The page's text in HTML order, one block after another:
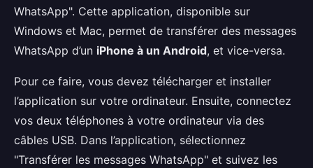
WhatsApp". Cette application, disponible sur
Windows et Mac, permet de transférer des messages
WhatsApp d’un iPhone à un Android, et vice-versa.
Pour ce faire, vous devez télécharger et installer
l’application sur votre ordinateur. Ensuite, connectez
vos deux téléphones à votre ordinateur via des
câbles USB. Dans l’application, sélectionnez
"Transférer les messages WhatsApp" et suivez les